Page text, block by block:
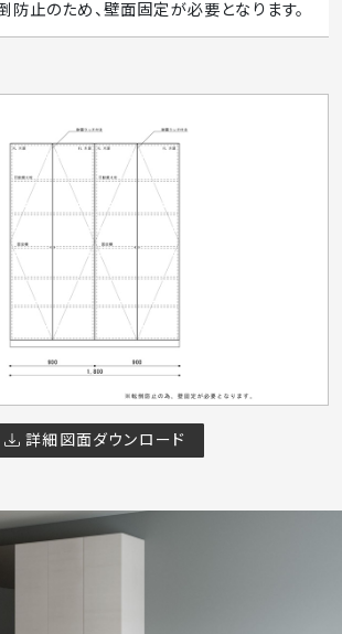
防止のため、壁面固定が必要となります。
詳細図面ダウンロード